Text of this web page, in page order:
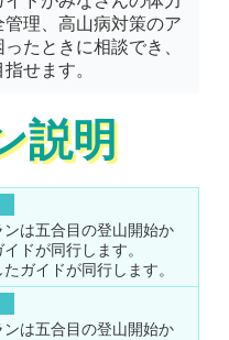
理、高山病対策のア
たときに相談でき、
せます。
説明
は五合目の登山開始か
ドが同行します。
ガイドが同行します。
は五合目の登山開始か